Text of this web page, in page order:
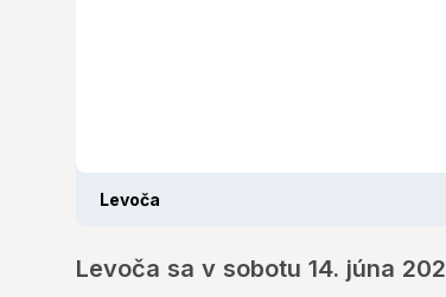
Levoča
Levoča sa v sobotu 14. júna